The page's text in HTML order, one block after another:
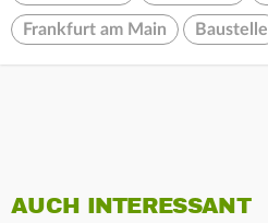
Frankfurt am Main Baustelle
AUCH INTERESSANT